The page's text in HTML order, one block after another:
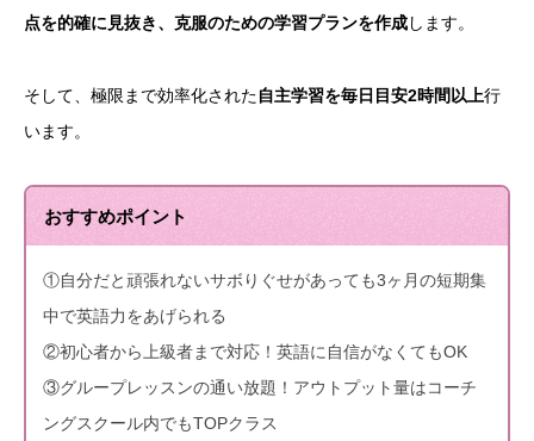
点を的確に見抜き、克服のための学習プランを作成します。
そして、極限まで効率化された自主学習を毎日目安2時間以上行
います。
おすすめポイント
①自分だと頑張れないサボりぐせがあっても3ヶ月の短期集
中で英語力をあげられる
②初心者から上級者まで対応！英語に自信がなくてもOK
③グループレッスンの通い放題！アウトプット量はコーチ
ングスクール内でもTOPクラス